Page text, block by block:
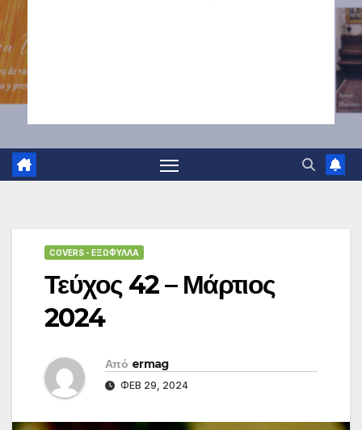
COVERS - ΕΞΏΦΥΛΛΑ
Τεύχος 42 – Μάρτιος
2024
Από ermag
ΦΕΒ 29, 2024